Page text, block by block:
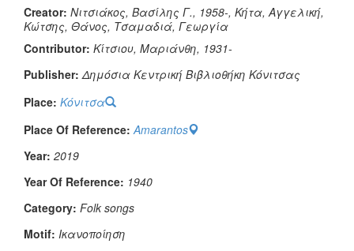
Creator: Νιτσιάκος, Βασίλης Γ., 1958-, Κήτα, Αγγελική,
Κώτσης, Θάνος, Τσαμαδιά, Γεωργία
Contributor: Κίτσιου, Μαριάνθη, 1931-
Publisher: Δημόσια Κεντρική Βιβλιοθήκη Κόνιτσας
Place: Κόνιτσα
Place Of Reference: Amarantos
Year: 2019
Year Of Reference: 1940
Category: Folk songs
Μotif: Ικανοποίηση